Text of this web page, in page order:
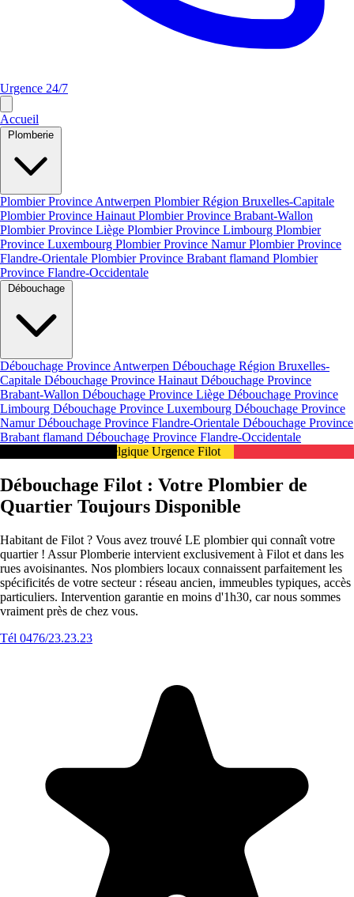
Urgence 24/7
Accueil
Plombier Province Antwerpen Plombier Région Bruxelles-Capitale
Plombier Province Hainaut Plombier Province Brabant-Wallon
Plombier Province Liège Plombier Province Limbourg Plombier
Province Luxembourg Plombier Province NamurPlombier Province
Flandre-Orientale Plombier Province Brabant flamand Plombier
Province Flandre-Occidentale
Débouchage Province Antwerpen Débouchage Région Bruxelles-
Capitale Débouchage Province Hainaut Débouchage Province
Brabant-Wallon Débouchage Province Liège Débouchage Province
Limbourg Débouchage Province Luxembourg Débouchage Province
NamurDébouchage Province Flandre-Orientale Débouchage Province
Brabant flamand Débouchage Province Flandre-Occidentale
Intervention 24/7 en Belgique Urgence Filot
Débouchage Filot : Votre Plombier de
Quartier Toujours Disponible
Habitant de Filot ? Vous avez trouvé LE plombier qui connaît votre
quartier ! Assur Plomberie intervient exclusivement à Filot et dans les
rues avoisinantes. Nos plombiers locaux connaissent parfaitement les
spécificités de votre secteur : réseau ancien, immeubles typiques, accès
particuliers. Intervention garantie en moins d'1h30, car nous sommes
vraiment près de chez vous.
Tél 0476/23.23.23